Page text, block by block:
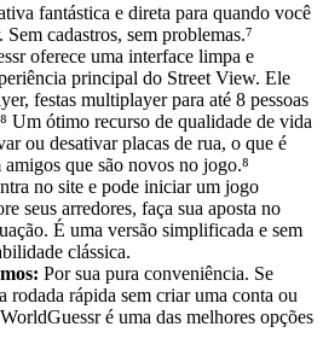
fantástica e direta para quando você
cadastros, sem problemas.⁷
oferece uma interface limpa e
principal do Street View. Ele
festas multiplayer para até 8 pessoas
Um ótimo recurso de qualidade de vida
ou desativar placas de rua, o que é
que são novos no jogo.⁸
no site e pode iniciar um jogo
seus arredores, faça sua aposta no
É uma versão simplificada e sem
clássica.
Por sua pura conveniência. Se
rodada rápida sem criar uma conta ou
é uma das melhores opções